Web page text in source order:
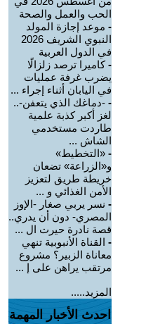
الحب والعمل والصحة
- موعد إجازة المولد
النبوي الشريف 2026
في الدول العربية
-كاميرا ترصد زلزالًا
يضرب غرفة عمليات
في اليابان أثناء إجراء ...
- -دماغك الذي يتعفن-..
لغز أكبر كذبة علمية
طاردت مستخدمي
الشاش ...
- «التخطيط»
و«الزراعة» تضعان
خريطة طريق لتعزيز
الأمن الغذائي و ...
- نسر يربي صغار -الإوز
المصري- دون أن يدري..
قصة نادرة حيرت ال ...
- القناة الأنبوبية تنهي
معاناة الزبير؟ مشروع
مرتقب يراهن على إ ...
المزيد.....
احدث الأخبار المهمة